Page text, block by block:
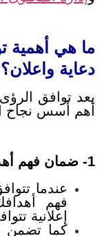
ما هي أهمية
دعاية واعلان؟
يعد توافق
أهم أسس نجاح
1- ضمان فهم أهدافك
عندما
فهم
إعلانية
كما تضمن